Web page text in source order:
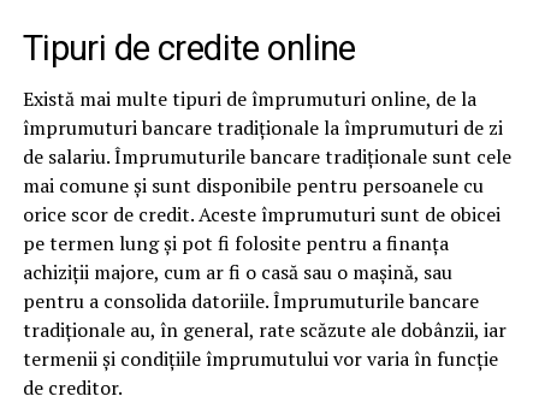
Tipuri de credite online
Există mai multe tipuri de împrumuturi online, de la
împrumuturi bancare tradiționale la împrumuturi de zi
de salariu. Împrumuturile bancare tradiționale sunt cele
mai comune și sunt disponibile pentru persoanele cu
orice scor de credit. Aceste împrumuturi sunt de obicei
pe termen lung și pot fi folosite pentru a finanța
achiziții majore, cum ar fi o casă sau o mașină, sau
pentru a consolida datoriile. Împrumuturile bancare
tradiționale au, în general, rate scăzute ale dobânzii, iar
termenii și condițiile împrumutului vor varia în funcție
de creditor.